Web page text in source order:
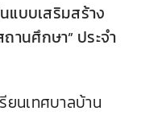
แบบเสริมสร้าง
านศึกษา” ประจำ
ยนเทศบาลบ้าน